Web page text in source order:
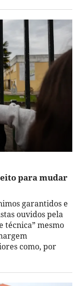
para mudar
garantidos e
ouvidos pela
técnica” mesmo
como, por